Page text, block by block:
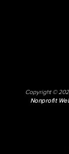
Copyright ©
Nonprofit